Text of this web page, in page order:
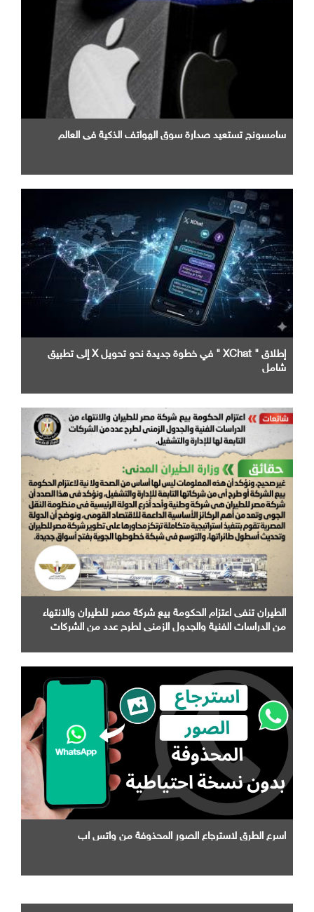
سامسونج تستعيد صدارة سوق الهواتف الذكية في العالم
إطلاق " XChat " في خطوة جديدة نحو تحويل X إلى تطبيق
شامل
الطيران تنفى اعتزام الحكومة بيع شركة مصر للطيران والانتهاء
من الدراسات الفنية والجدول الزمني لطرح عدد من الشركات
اسرع الطرق لاسترجاع الصور المحذوفة من واتس اب